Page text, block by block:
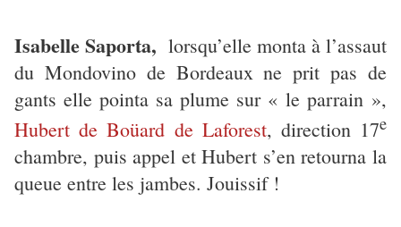
Isabelle Saporta, lorsqu’elle monta à l’assaut
du Mondovino de Bordeaux ne prit pas de
gants elle pointa sa plume sur « le parrain »,
Hubert de Boüard de Laforest, direction 17e
chambre, puis appel et Hubert s’en retourna la
queue entre les jambes. Jouissif !